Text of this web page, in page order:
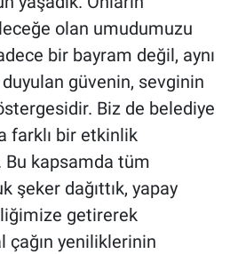
olan umudumuzu
bir bayram değil, aynı
güvenin, sevginin
Biz de belediye
farklı bir etkinlik
kapsamda tüm
şeker dağıttık, yapay
getirerek
çağın yeniliklerinin